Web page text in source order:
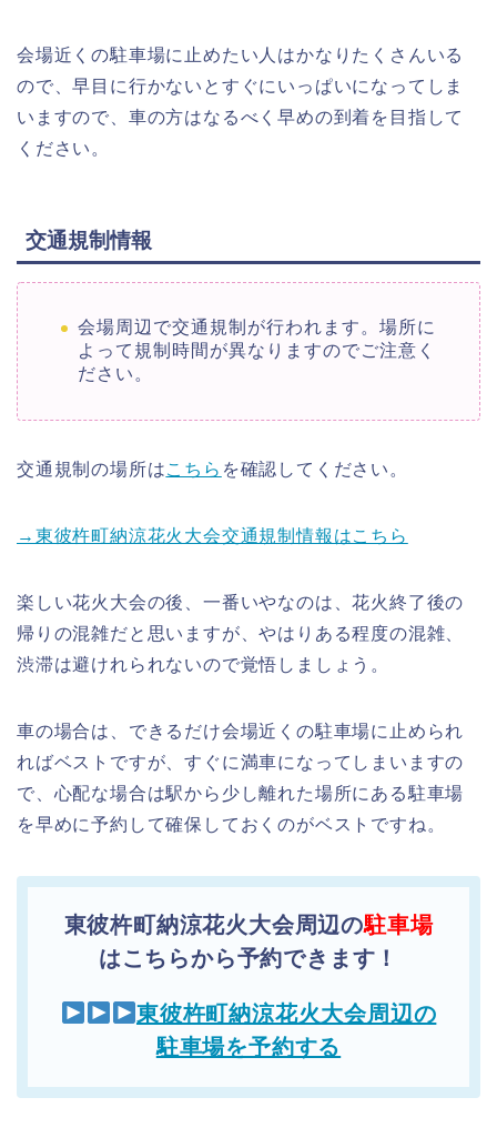
会場近くの駐車場に止めたい人はかなりたくさんいる
ので、早目に行かないとすぐにいっぱいになってしま
いますので、車の方はなるべく早めの到着を目指して
ください。
交通規制情報
会場周辺で交通規制が行われます。場所に
よって規制時間が異なりますのでご注意く
ださい。
交通規制の場所はこちら を確認してください。
→東彼杵町納涼花火大会交通規制情報はこちら
楽しい花火大会の後、一番いやなのは、花火終了後の
帰りの混雑だと思いますが、やはりある程度の混雑、
渋滞は避けれられないので覚悟しましょう。
車の場合は、できるだけ会場近くの駐車場に止められ
ればベストですが、すぐに満車になってしまいますの
で、心配な場合は駅から少し離れた場所にある駐車場
を早めに予約して確保しておくのがベストですね。
東彼杵町納涼花火大会周辺の駐車場
はこちらから予約できます！
東彼杵町納涼花火大会周辺の
駐車場を予約する